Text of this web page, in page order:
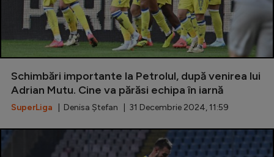
Schimbări importante la Petrolul, după venirea lui
Adrian Mutu. Cine va părăsi echipa în iarnă
SuperLiga | Denisa Ștefan | 31 Decembrie 2024, 11:59